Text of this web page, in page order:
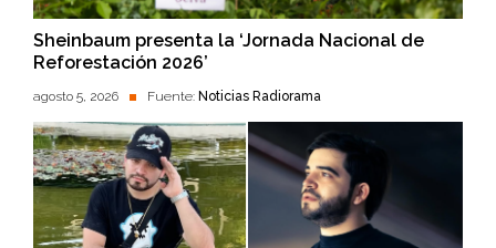
Sheinbaum presenta la ‘Jornada Nacional de
Reforestación 2026’
agosto 5, 2026 Fuente: Noticias Radiorama